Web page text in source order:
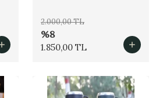
2.000,00 TL
%8
1.850,00 TL